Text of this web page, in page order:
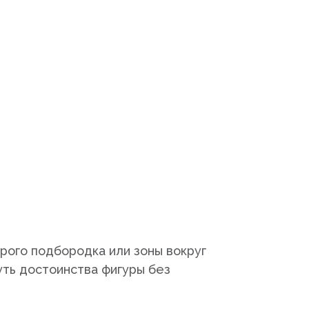
подбородка или зоны вокруг
достоинства фигуры без